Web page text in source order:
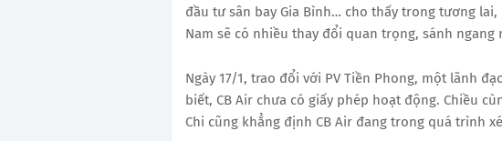
đầu tư sân bay Gia Bình… cho thấy trong tương
Nam sẽ có nhiều thay đổi quan trọng, sánh ngang
Ngày 17/1, trao đổi với PV Tiền Phong, một lãnh
biết, CB Air chưa có giấy phép hoạt động. Chiều
Chi cũng khẳng định CB Air đang trong quá trình